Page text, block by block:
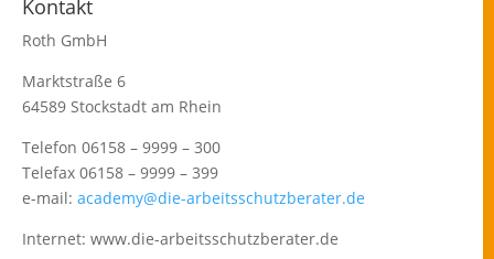
Kontakt
Roth GmbH
Marktstraße 6
64589 Stockstadt am Rhein
Telefon 06158 – 9999 – 300
Telefax 06158 – 9999 – 399
e-mail: academy@die-arbeitsschutzberater.de
Internet: www.die-arbeitsschutzberater.de